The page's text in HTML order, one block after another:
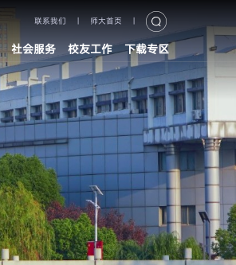
联系我们 师大首页
社会服务 校友工作 下载专区